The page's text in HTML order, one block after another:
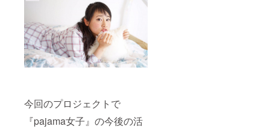
今回のプロジェクトで
『pajama女子』の今後の活